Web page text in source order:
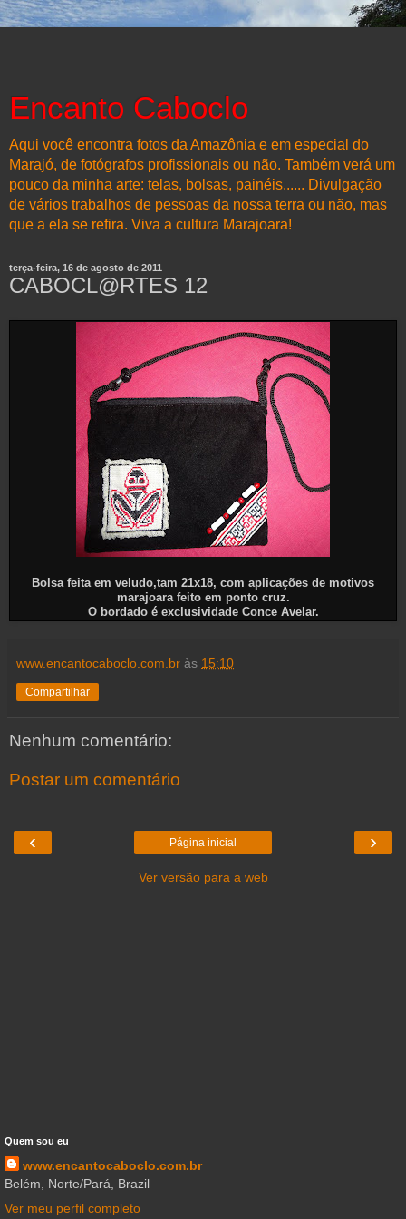
Encanto Caboclo
Aqui você encontra fotos da Amazônia e em especial do
Marajó, de fotógrafos profissionais ou não. Também verá um
pouco da minha arte: telas, bolsas, painéis...... Divulgação
de vários trabalhos de pessoas da nossa terra ou não, mas
que a ela se refira. Viva a cultura Marajoara!
terça-feira, 16 de agosto de 2011
CABOCL@RTES 12
Bolsa feita em veludo,tam 21x18, com aplicações de motivos
marajoara feito em ponto cruz.
O bordado é exclusividade Conce Avelar.
www.encantocaboclo.com.br às 15:10
Compartilhar
Nenhum comentário:
Postar um comentário
‹ ›
Página inicial
Ver versão para a web
Quem sou eu
www.encantocaboclo.com.br
Belém, Norte/Pará, Brazil
Ver meu perfil completo